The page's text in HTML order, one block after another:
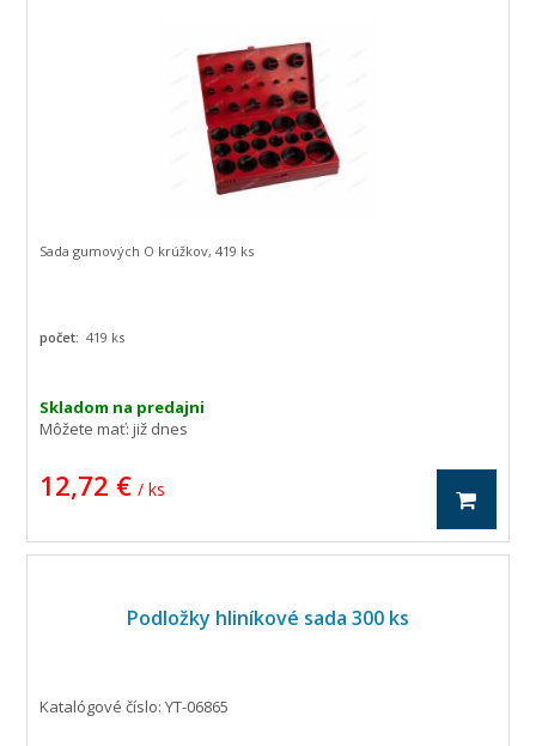
Skladom na predajni
Môžete mať:již dnes
12,72 € / ks
Sada gumových O krúžkov, 419 ks
počet:419 ks
Podložky hliníkové sada 300 ks
Katalógové číslo: YT-06865